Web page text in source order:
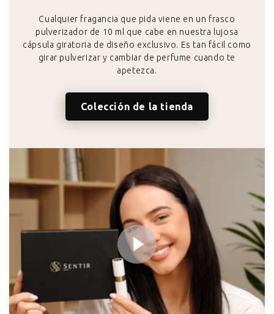
Cualquier fragancia que pida viene en un frasco
pulverizador de 10 ml que cabe en nuestra lujosa
cápsula giratoria de diseño exclusivo. Es tan fácil como
girar pulverizar y cambiar de perfume cuando te
apetezca.
Colección de la tienda